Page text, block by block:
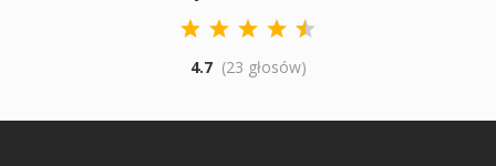
4.7 (23 głosów)